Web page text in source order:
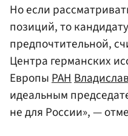
Но если
позиций, то
предпочтительной,
Центра германских
Европы РАН
идеальным
не для России», —